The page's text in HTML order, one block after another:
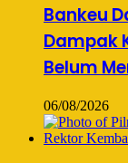
Bankeu
Dampak
Belum
06/08/2026